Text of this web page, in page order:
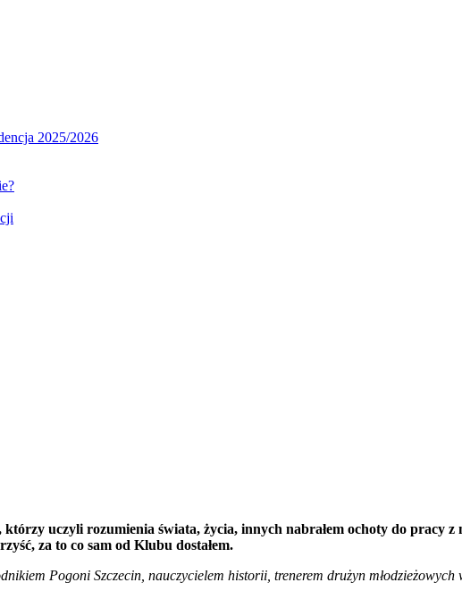
2025/2026
uczyli rozumienia świata, życia, innych nabrałem ochoty do pracy
za to co sam od Klubu dostałem.
Pogoni Szczecin, nauczycielem historii, trenerem drużyn